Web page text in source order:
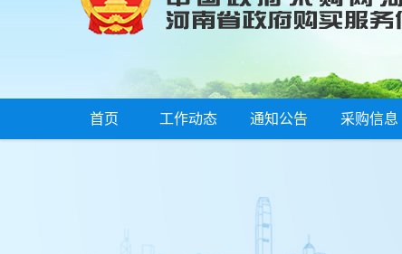
首页 工作动态 通知公告 采购信息